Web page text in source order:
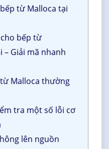
từ Malloca tại
bếp từ
– Giải mã nhanh
Malloca thường
tra một số lỗi cơ
lên nguồn